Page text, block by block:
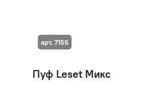
Пуф Leset Микс
арт. 7155